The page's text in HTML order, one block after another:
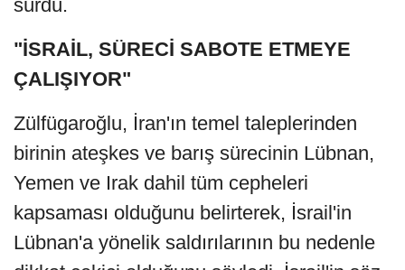
sürdü.
"İSRAİL, SÜRECİ SABOTE ETMEYE
ÇALIŞIYOR"
Zülfügaroğlu, İran'ın temel taleplerinden
birinin ateşkes ve barış sürecinin Lübnan,
Yemen ve Irak dahil tüm cepheleri
kapsaması olduğunu belirterek, İsrail'in
Lübnan'a yönelik saldırılarının bu nedenle